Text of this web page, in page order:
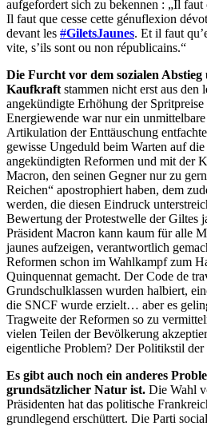
aufgefordert sich zu bekennen : „Il faut
Il faut que cesse cette génuflexion
devant les #GiletsJaunes. Et il faut
vite, s’ils sont ou non républicains.“
Die Furcht vor dem sozialen
Kaufkraft stammen nicht erst aus den
angekündigte Erhöhung der
Energiewende war nur ein
Artikulation der Enttäuschung
gewisse Ungeduld beim Warten auf
angekündigten Reformen und mit der
Macron, den seinen Gegner nur zu
Reichen“ apostrophiert haben, dem
werden, die diesen Eindruck
Bewertung der Protestwelle der Giltes
Präsident Macron kann kaum für alle
jaunes aufzeigen, verantwortlich
Reformen schon im Wahlkampf zum
Quinquennat gemacht. Der Code de
Grundschulklassen wurden halbiert,
die SNCF wurde erzielt… aber es
Tragweite der Reformen so zu
vielen Teilen der Bevölkerung
eigentliche Problem? Der Politikstil
Es gibt auch noch ein anderes
grundsätzlicher Natur ist. Die Wahl
Präsidenten hat das politische
grundlegend erschüttert. Die Parti